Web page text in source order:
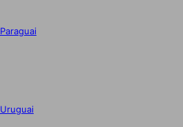
Paraguai
Uruguai